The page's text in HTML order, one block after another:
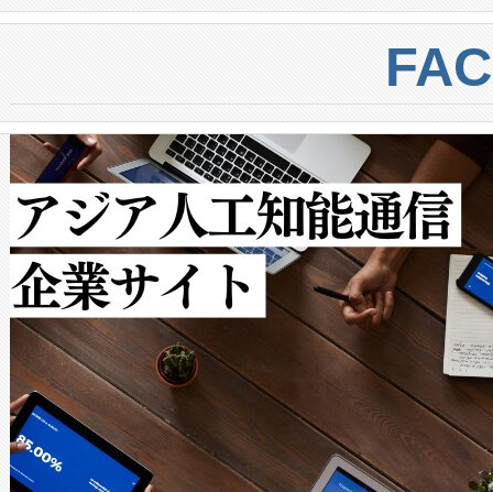
centers. Voltaiqは、ai&のAI
からシステム統合、試運転、
クルの各段階のデータを監視
[…]
ートル先まで検出でき、これ
トに対して約600メートルに
では、反射率10％のターゲッ
で向上し、最大検知距離は
ットだけで最大1キロメート
ルの変電所周囲を監視でき、
作業と点群処理を簡素化でき
Avia 2は、2種類のFOVオプシ
× 80°のノーマルモード、長
ードを切り替えて使用するこ
ることなく、単一のデバイス